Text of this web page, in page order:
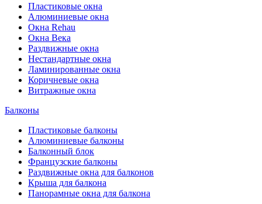
Пластиковые окна
Алюминиевые окна
Окна Rehau
Окна Века
Раздвижные окна
Нестандартные окна
Ламинированные окна
Коричневые окна
Витражные окна
Балконы
Пластиковые балконы
Алюминиевые балконы
Балконный блок
Французские балконы
Раздвижные окна для балконов
Крыша для балкона
Панорамные окна для балкона